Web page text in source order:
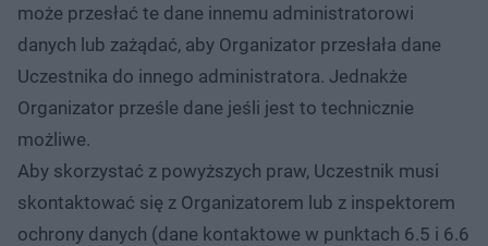
może przesłać te dane innemu administratorowi
danych lub zażądać, aby Organizator przesłała dane
Uczestnika do innego administratora. Jednakże
Organizator prześle dane jeśli jest to technicznie
możliwe.
Aby skorzystać z powyższych praw, Uczestnik musi
skontaktować się z Organizatorem lub z inspektorem
ochrony danych (dane kontaktowe w punktach 6.5 i 6.6